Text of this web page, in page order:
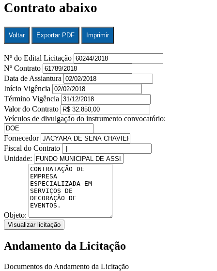
Contrato abaixo
Voltar Exportar PDF Imprimir
Nº do Edital Licitação
Nº Contrato
Data de Assiantura
Início Vigência
Término Vigência
Valor do Contrato
Veículos de divulgação do instrumento convocatório:
Fornecedor
Fiscal do Contrato
Unidade:
Objeto:
Visualizar licitação
Andamento da Licitação
Documentos do Andamento da Licitação